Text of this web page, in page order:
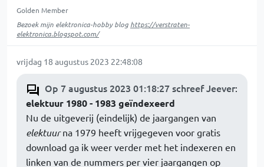
Golden Member
Bezoek mijn elektronica-hobby blog https://verstraten-
elektronica.blogspot.com/
vrijdag 18 augustus 2023 22:48:08
Op 7 augustus 2023 01:18:27 schreef Jeever:
elektuur 1980 - 1983 geïndexeerd
Nu de uitgeverij (eindelijk) de jaargangen van
elektuurna 1979 heeft vrijgegeven voor gratis
download ga ik weer verder met het indexeren en
linken van de nummers per vier jaargangen op